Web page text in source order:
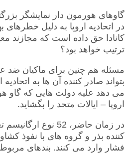
گاوهای هورمون دار نمایشگر
در اتحادیه اروپا به دلیل
کانادا حق داده است که مجازند
ترتیب خواهد بود؟
مسئله هم چنین برای ماکیان
بتواند صادر کننده آن ها به
می دهد علیه دولت هایی که گاو
اروپا – ایالات متحد را بگشاید.
در زمان حاضر، 52
کننده بذر و گروه های با نفوذ
فشار وارد می کنند. بندهای